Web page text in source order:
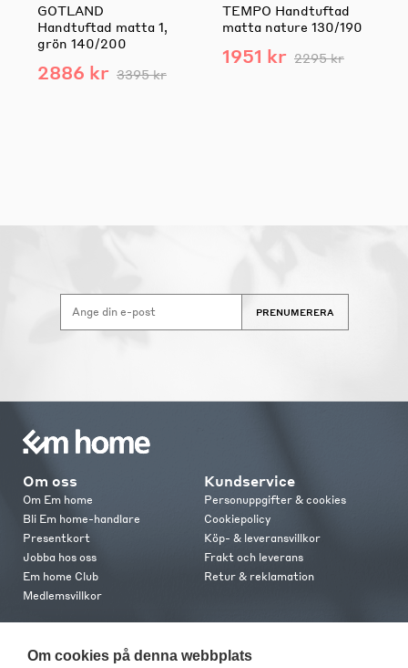
Om cookies på denna webbplats
GOTLAND
Handtuftad matta 1,
grön 140/200
2886 kr 3395 kr
TEMPO Handtuftad
matta nature 130/190
1951 kr 2295 kr
PRENUMERERA
Om oss
Om Em home
Bli Em home-handlare
Presentkort
Jobba hos oss
Em home Club
Medlemsvillkor
Kundservice
Personuppgifter & cookies
Cookiepolicy
Köp- & leveransvillkor
Frakt och leverans
Retur & reklamation
Kontakta oss